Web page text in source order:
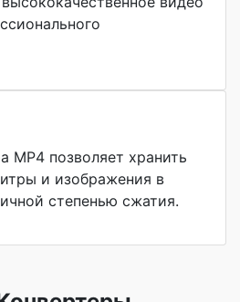
MP4 позволяет хранить
и изображения в
степенью сжатия.